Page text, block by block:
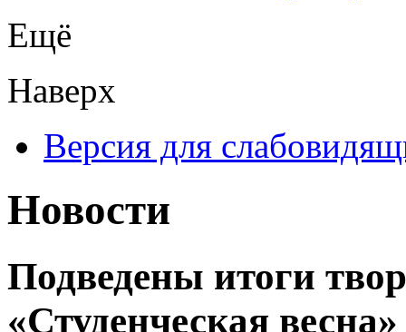
Ещё
Наверх
Версия для
Новости
Подведены итоги
«Студенческая весна»